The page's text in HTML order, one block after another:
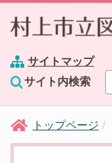
サイトマップ
サイト内検索
トップページ